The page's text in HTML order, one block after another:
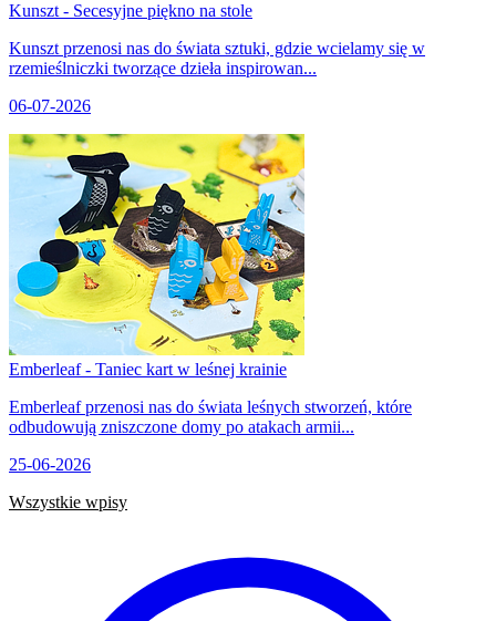
Kunszt - Secesyjne piękno na stole
Kunszt przenosi nas do świata sztuki, gdzie wcielamy się w
rzemieślniczki tworzące dzieła inspirowan...
06-07-2026
Emberleaf - Taniec kart w leśnej krainie
Emberleaf przenosi nas do świata leśnych stworzeń, które
odbudowują zniszczone domy po atakach armii...
25-06-2026
Wszystkie wpisy